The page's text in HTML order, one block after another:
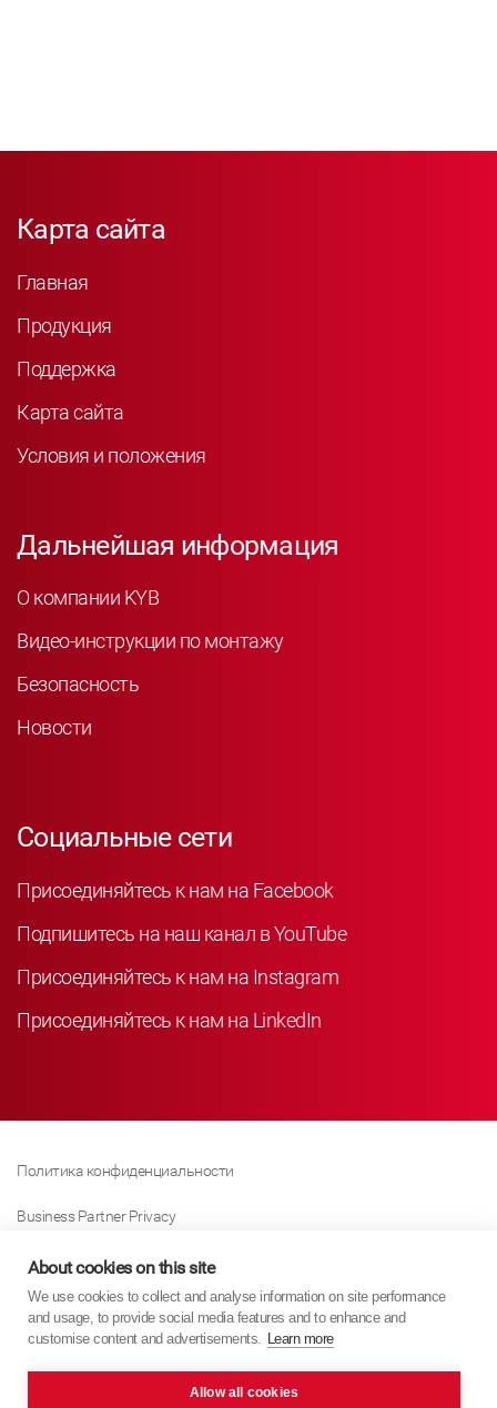
Карта сайта
Главная
Продукция
Поддержка
Карта сайта
Условия и положения
Дальнейшая информация
О компании KYB
Видео-инструкции по монтажу
Безопасность
Новости
Социальные сети
Присоединяйтесь к нам на Facebook
Подпишитесь на наш канал в YouTube
Присоединяйтесь к нам на Instagram
Присоединяйтесь к нам на LinkedIn
Политика конфиденциальности
Business Partner Privacy
Политика Использования Файлов «куки»
Modern Slavery Act Policy
About cookies on this site
We use cookies to collect and analyse information on site performance
and usage, to provide social media features and to enhance and
customise content and advertisements. Learn more
Allow all cookies